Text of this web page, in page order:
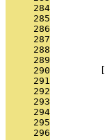
     284
     285
     286
     287
     288
     289
     290
     291
     292
     293
     294
     295
     296